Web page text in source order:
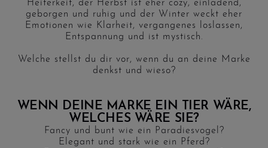
Heiterkeit, der Herbst ist eher cozy, einladend,
geborgen und ruhig und der Winter weckt eher
Emotionen wie Klarheit, vergangenes loslassen,
Entspannung und ist mystisch.
Welche stellst du dir vor, wenn du an deine Marke
denkst und wieso?
WENN DEINE MARKE EIN TIER WÄRE,
WELCHES WÄRE SIE?
Fancy und bunt wie ein Paradiesvogel?
Elegant und stark wie ein Pferd?